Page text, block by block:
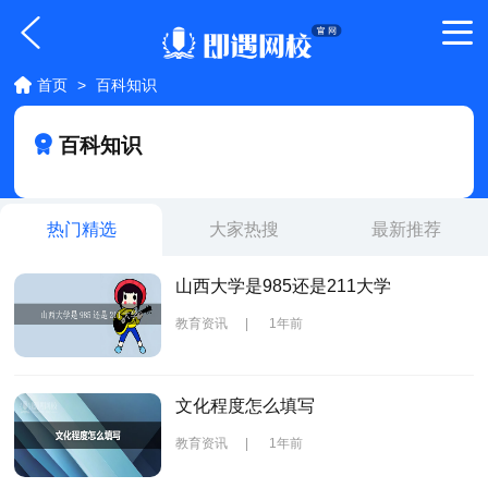
首页 > 百科知识
百科知识
热门精选 大家热搜 最新推荐
山西大学是985还是211大学
教育资讯 1年前
文化程度怎么填写
教育资讯 | 1年前